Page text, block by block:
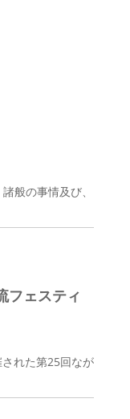
般の事情及び、
フェスティ
れた第25回なが